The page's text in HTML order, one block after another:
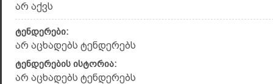
არ აქვს
ტენდერები:
არ აცხადებს ტენდერებს
ტენდერების ისტორია:
არ აცხადებს ტენდერებს